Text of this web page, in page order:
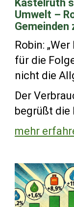
Kastelruth
Umwelt –
Gemeinden
Robin:
für die
nicht die
Der
begrüßt die
mehr